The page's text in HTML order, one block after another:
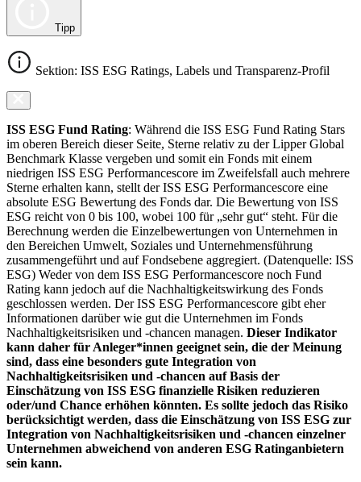
Tipp
Sektion: ISS ESG Ratings, Labels und Transparenz-Profil
ISS ESG Fund Rating: Während die ISS ESG Fund Rating Stars
im oberen Bereich dieser Seite, Sterne relativ zu der Lipper Global
Benchmark Klasse vergeben und somit ein Fonds mit einem
niedrigen ISS ESG Performancescore im Zweifelsfall auch mehrere
Sterne erhalten kann, stellt der ISS ESG Performancescore eine
absolute ESG Bewertung des Fonds dar. Die Bewertung von ISS
ESG reicht von 0 bis 100, wobei 100 für „sehr gut“ steht. Für die
Berechnung werden die Einzelbewertungen von Unternehmen in
den Bereichen Umwelt, Soziales und Unternehmensführung
zusammengeführt und auf Fondsebene aggregiert. (Datenquelle: ISS
ESG) Weder von dem ISS ESG Performancescore noch Fund
Rating kann jedoch auf die Nachhaltigkeitswirkung des Fonds
geschlossen werden. Der ISS ESG Performancescore gibt eher
Informationen darüber wie gut die Unternehmen im Fonds
Nachhaltigkeitsrisiken und -chancen managen. Dieser Indikator
kann daher für Anleger*innen geeignet sein, die der Meinung
sind, dass eine besonders gute Integration von
Nachhaltigkeitsrisiken und -chancen auf Basis der
Einschätzung von ISS ESG finanzielle Risiken reduzieren
oder/und Chance erhöhen könnten. Es sollte jedoch das Risiko
berücksichtigt werden, dass die Einschätzung von ISS ESG zur
Integration von Nachhaltigkeitsrisiken und -chancen einzelner
Unternehmen abweichend von anderen ESG Ratinganbietern
sein kann.